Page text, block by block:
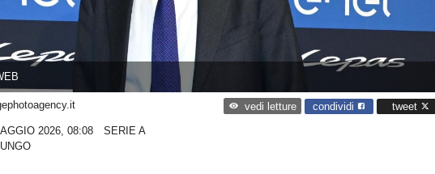
vedi letture condividi tweet
2026, 08:08
SERIE A